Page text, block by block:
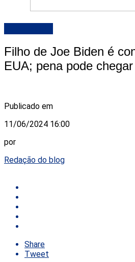
Filho de Joe Biden é
EUA; pena pode
Publicado em
11/06/2024 16:00
por
Redação do blog
Share
Tweet